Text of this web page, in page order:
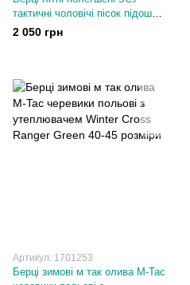
тактичні чоловічі пісок підошва
НАТО 46 розмір
2 050 грн
Артикул: 1701253
Берці зимові м так олива M-Tac